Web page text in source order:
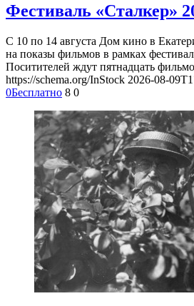
Фестиваль «Сталкер»
С 10 по 14 августа Дом кино в
на показы фильмов в рамках
Поситителей ждут пятнадцать
https://schema.org/InStock 2026-08-
0Бесплатно 8 0